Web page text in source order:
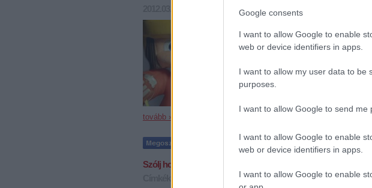
Google consents
I want to allow Google to enable
web or device identifiers in apps.
I want to allow my user data to be
purposes.
I want to allow Google to send me
I want to allow Google to enable
web or device identifiers in apps.
I want to allow Google to enable
negyeddöntőben Angers-ban a
gólját 2-0 után, majd egy gólpasszal
ez kevés volt, sorozatban második
tovább »
Tetszik
Szólj hozzá!
szélig kóger